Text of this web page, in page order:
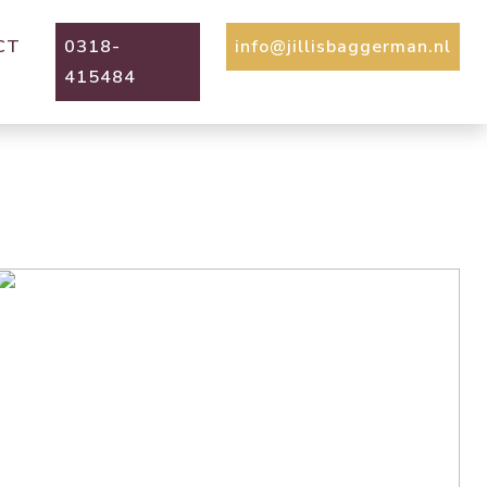
0318-
415484
info@jillisbaggerman.nl